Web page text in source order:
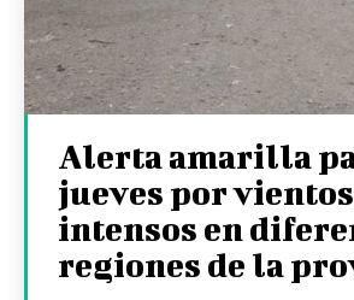
Alerta amarilla
jueves por vientos
intensos en
regiones de la